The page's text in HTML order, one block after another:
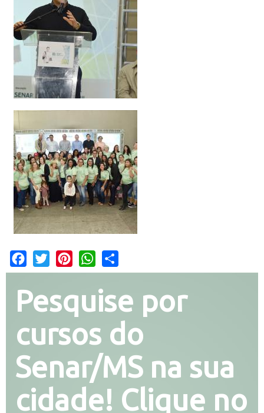
Facebook
Twitter PinterestWhatsApp
Pesquise por
cursos do
Senar/MS na sua
cidade! Clique no